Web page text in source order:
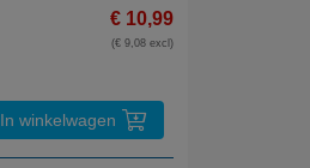
€ 10,99
(€ 9,08 excl)
In winkelwagen